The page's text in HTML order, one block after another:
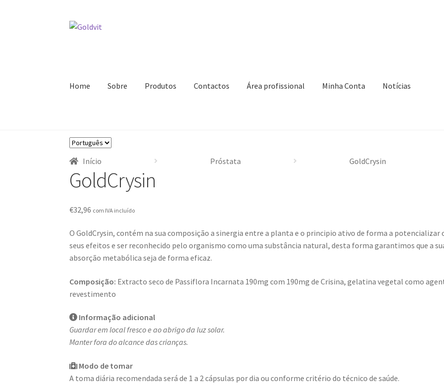
Ir
Saltar
Home Sobre Produtos Contactos Área profissional Minha Conta Notícias
Registar-me como Profissional
Escolha
idiomaInício Próstata GoldCrysin
GoldCrysin
€32,96 com IVA incluído
O GoldCrysin, contém na sua composição a sinergia entre a planta e o principio ativo de forma a potencializar
seus efeitos e ser reconhecido pelo organismo como uma substância natural, desta forma garantimos que a
absorção metabólica seja de forma eficaz.
Composição: Extracto seco de Passiflora Incarnata 190mg com 190mg de Crisina, gelatina vegetal como
revestimento
Informação adicional
Guardar em local fresco e ao abrigo da luz solar.
Manter fora do alcance das crianças.
Modo de tomar
A toma diária recomendada será de 1 a 2 cápsulas por dia ou conforme critério do técnico de saúde.